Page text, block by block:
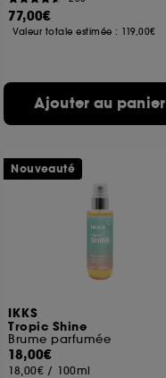
77,00€
Valeur totale estimée : 119,00€
Ajouter au panier
IKKS
Tropic Shine
Brume parfumée
18,00€
18,00€ / 100ml
Nouveauté